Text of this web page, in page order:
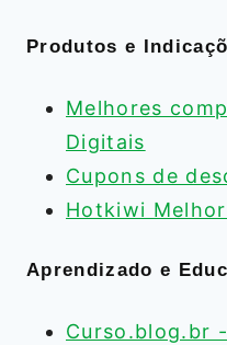
Produtos e
Melhores
Digitais
Cupons de
Hotkiwi
Aprendizado e
Curso.blog.br